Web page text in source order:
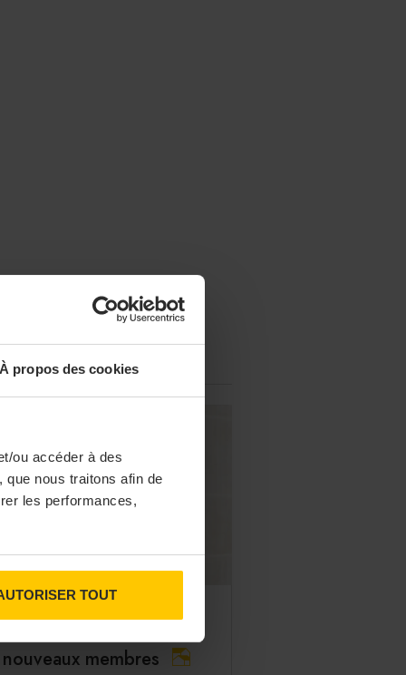
À propos des cookies
ou accéder à des
nous traitons afin de
les performances,
TOUT
membres